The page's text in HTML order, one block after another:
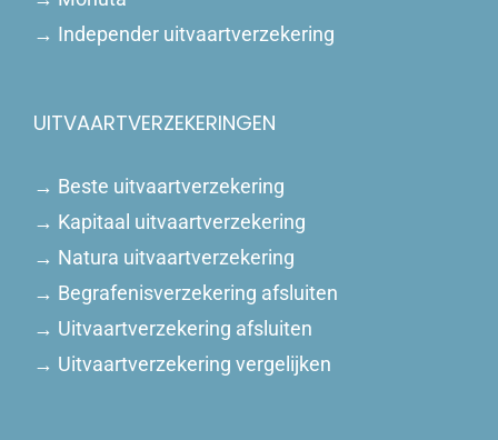
→ Independer uitvaartverzekering
UITVAARTVERZEKERINGEN
→ Beste uitvaartverzekering
→ Kapitaal uitvaartverzekering
→ Natura uitvaartverzekering
→ Begrafenisverzekering afsluiten
→ Uitvaartverzekering afsluiten
→ Uitvaartverzekering vergelijken